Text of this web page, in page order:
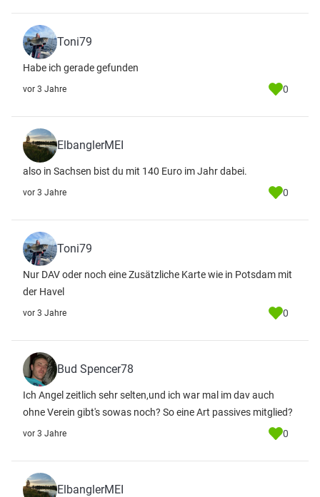
Toni79
Habe ich gerade gefunden
vor 3 Jahre 0
ElbanglerMEI
also in Sachsen bist du mit 140 Euro im Jahr dabei.
vor 3 Jahre 0
Toni79
Nur DAV oder noch eine Zusätzliche Karte wie in Potsdam mit
der Havel
vor 3 Jahre 0
Bud Spencer78
Ich Angel zeitlich sehr selten,und ich war mal im dav auch
ohne Verein gibt's sowas noch? So eine Art passives mitglied?
vor 3 Jahre 0
ElbanglerMEI